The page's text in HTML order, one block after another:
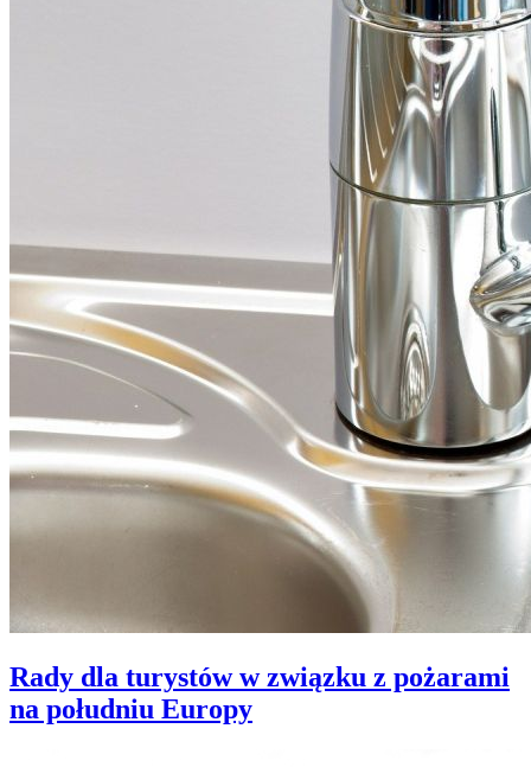
Rady dla turystów w związku z pożarami
na południu Europy